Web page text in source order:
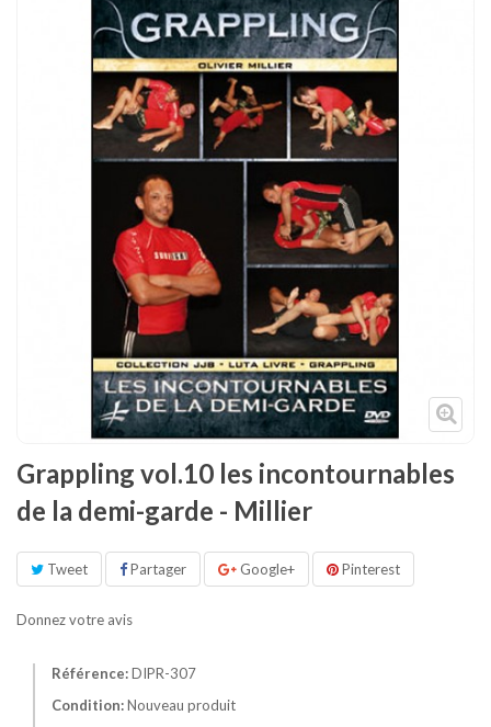
Tenues
Chaussures
Protections
Cible de frappe
Condition physique
Accessoires
Tatamis
Décoration
Voir plus
Grappling vol.10 les incontournables
de la demi-garde - Millier
Tweet Partager Google+ Pinterest
Donnez votre avis
Référence:DIPR-307
Condition:Nouveau produit